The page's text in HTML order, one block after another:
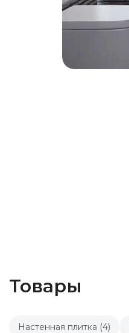
Товары
Настенная плитка (4)